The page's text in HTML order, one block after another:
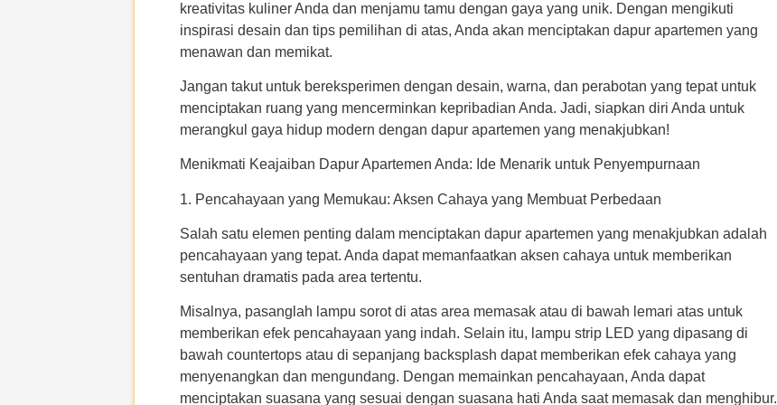
kreativitas kuliner Anda dan menjamu tamu dengan gaya yang unik. Dengan mengikuti
inspirasi desain dan tips pemilihan di atas, Anda akan menciptakan dapur apartemen yang
menawan dan memikat.
Jangan takut untuk bereksperimen dengan desain, warna, dan perabotan yang tepat untuk
menciptakan ruang yang mencerminkan kepribadian Anda. Jadi, siapkan diri Anda untuk
merangkul gaya hidup modern dengan dapur apartemen yang menakjubkan!
Menikmati Keajaiban Dapur Apartemen Anda: Ide Menarik untuk Penyempurnaan
1. Pencahayaan yang Memukau: Aksen Cahaya yang Membuat Perbedaan
Salah satu elemen penting dalam menciptakan dapur apartemen yang menakjubkan adalah
pencahayaan yang tepat. Anda dapat memanfaatkan aksen cahaya untuk memberikan
sentuhan dramatis pada area tertentu.
Misalnya, pasanglah lampu sorot di atas area memasak atau di bawah lemari atas untuk
memberikan efek pencahayaan yang indah. Selain itu, lampu strip LED yang dipasang di
bawah countertops atau di sepanjang backsplash dapat memberikan efek cahaya yang
menyenangkan dan mengundang. Dengan memainkan pencahayaan, Anda dapat
menciptakan suasana yang sesuai dengan suasana hati Anda saat memasak dan menghibur.